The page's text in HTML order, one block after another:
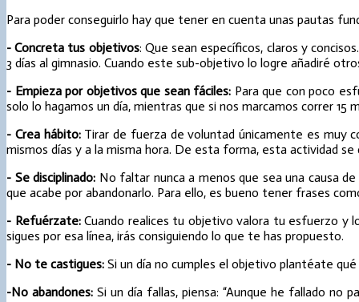
Para poder conseguirlo hay que tener en cuenta unas pautas
- Concreta tus objetivos: Que sean específicos, claros y
3 días al gimnasio. Cuando este sub-objetivo lo logre añadiré
- Empieza por objetivos que sean fáciles: Para que con poco
solo lo hagamos un día, mientras que si nos marcamos correr
- Crea hábito:Tirar de fuerza de voluntad únicamente es muy
mismos días y a la misma hora. De esta forma, esta actividad
- Se disciplinado: No faltar nunca a menos que sea una causa
que acabe por abandonarlo. Para ello, es bueno tener frases
- Refuérzate:Cuando realices tu objetivo valora tu esfuerzo y
sigues por esa línea, irás consiguiendo lo que te has propuesto.
- No te castigues: Si un día no cumples el objetivo plantéate
-No abandones:Si un día fallas, piensa: “Aunque he fallado no